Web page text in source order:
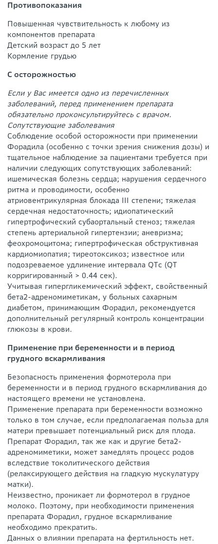
Противопоказания
Повышенная чувствительность к любому из
компонентов препарата
Детский возраст до 5 лет
Кормление грудью
С осторожностью
Если у Вас имеется одно из перечисленных
заболеваний, перед применением препарата
обязательно проконсультируйтесь с врачом.
Сопутствующие заболевания
Соблюдение особой осторожности при применении
Форадила (особенно с точки зрения снижения дозы) и
тщательное наблюдение за пациентами требуется при
наличии следующих сопутствующих заболеваний:
ишемическая болезнь сердца; нарушения сердечного
ритма и проводимости, особенно
атриовентрикулярная блокада III степени; тяжелая
сердечная недостаточность; идиопатический
гипертрофический субаортальный стеноз; тяжелая
степень артериальной гипертензии; аневризма;
феохромоцитома; гипертрофическая обструктивная
кардиомиопатия; тиреотоксикоз; известное или
подозреваемое удлинение интервала QTс (QT
корригированный > 0.44 сек).
Учитывая гипергликемический эффект, свойственный
бета2-адреномиметикам, у больных сахарным
диабетом, принимающим Форадил, рекомендуется
дополнительный регулярный контроль концентрации
глюкозы в крови.
Применение при беременности и в период
грудного вскармливания
Безопасность применения формотерола при
беременности и в период грудного вскармливания до
настоящего времени не установлена.
Применение препарата при беременности возможно
только в том случае, если предполагаемая польза для
матери превышает потенциальный риск для плода.
Препарат Форадил, так же как и другие бета2-
адреномиметики, может замедлять процесс родов
вследствие токолитического действия
(релаксирующего действия на гладкую мускулатуру
матки).
Неизвестно, проникает ли формотерол в грудное
молоко. Поэтому, при необходимости применения
препарата Форадил, грудное вскармливание
необходимо прекратить.
Данных о влиянии препарата на фертильность нет.